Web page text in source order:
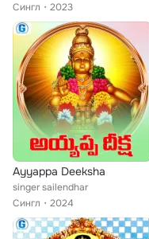
Сингл
2023
Ayyappa Deeksha
singer sailendhar
Сингл
2024